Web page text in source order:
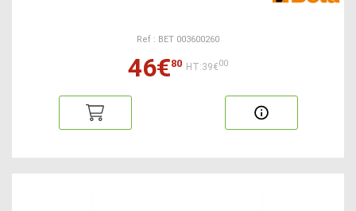
Ref : BET 003600260
46€80 HT:39€00